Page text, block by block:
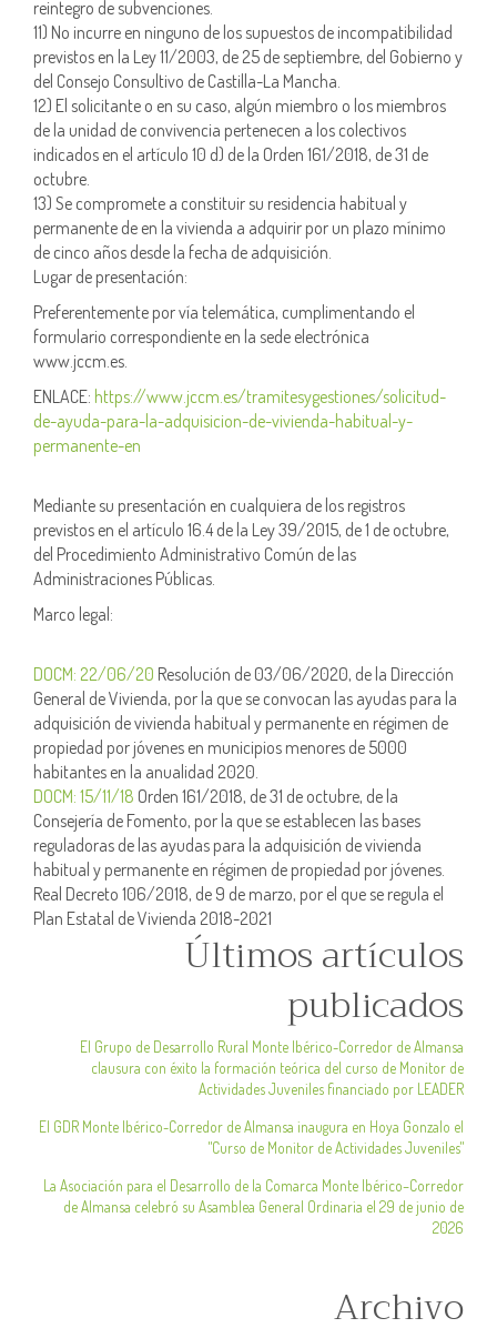
reintegro de subvenciones.
11) No incurre en ninguno de los supuestos de incompatibilidad
previstos en la Ley 11/2003, de 25 de septiembre, del Gobierno y
del Consejo Consultivo de Castilla-La Mancha.
12) El solicitante o en su caso, algún miembro o los miembros
de la unidad de convivencia pertenecen a los colectivos
indicados en el artículo 10 d) de la Orden 161/2018, de 31 de
octubre.
13) Se compromete a constituir su residencia habitual y
permanente de en la vivienda a adquirir por un plazo mínimo
de cinco años desde la fecha de adquisición.
Lugar de presentación:
Preferentemente por vía telemática, cumplimentando el
formulario correspondiente en la sede electrónica
www.jccm.es.
ENLACE: https://www.jccm.es/tramitesygestiones/solicitud-
de-ayuda-para-la-adquisicion-de-vivienda-habitual-y-
permanente-en
Mediante su presentación en cualquiera de los registros
previstos en el artículo 16.4 de la Ley 39/2015, de 1 de octubre,
del Procedimiento Administrativo Común de las
Administraciones Públicas.
Marco legal:
DOCM: 22/06/20 Resolución de 03/06/2020, de la Dirección
General de Vivienda, por la que se convocan las ayudas para la
adquisición de vivienda habitual y permanente en régimen de
propiedad por jóvenes en municipios menores de 5000
habitantes en la anualidad 2020.
DOCM: 15/11/18 Orden 161/2018, de 31 de octubre, de la
Consejería de Fomento, por la que se establecen las bases
reguladoras de las ayudas para la adquisición de vivienda
habitual y permanente en régimen de propiedad por jóvenes.
Real Decreto 106/2018, de 9 de marzo, por el que se regula el
Plan Estatal de Vivienda 2018-2021
Últimos artículos
publicados
El Grupo de Desarrollo Rural Monte Ibérico-Corredor de Almansa
clausura con éxito la formación teórica del curso de Monitor de
Actividades Juveniles financiado por LEADER
El GDR Monte Ibérico-Corredor de Almansa inaugura en Hoya Gonzalo el
"Curso de Monitor de Actividades Juveniles"
La Asociación para el Desarrollo de la Comarca Monte Ibérico–Corredor
de Almansa celebró su Asamblea General Ordinaria el 29 de junio de
2026
Archivo